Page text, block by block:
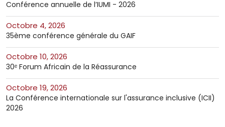
Conférence annuelle de l’IUMI - 2026
octobre 4, 2026
35ème conférence générale du GAIF
octobre 10, 2026
30ᵉ Forum Africain de la Réassurance
octobre 19, 2026
La Conférence internationale sur l'assurance inclusive (ICII)
2026